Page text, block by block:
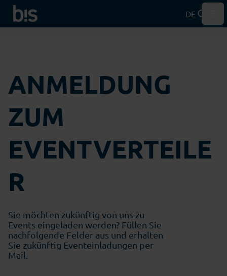
DE
ANMELDUNG
ZUM
EVENTVERTEILE
R
Sie möchten zukünftig von uns zu
Events eingeladen werden? Füllen Sie
nachfolgende Felder aus und erhalten
Sie zukünftig Eventeinladungen per
Mail.